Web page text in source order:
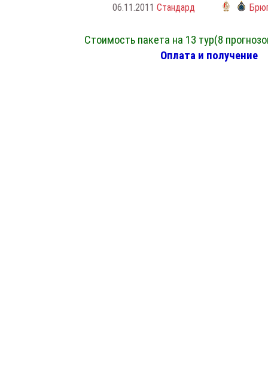
06.11.2011 Стандард
Стоимость пакета на 13 тур(8
Оплата и получение